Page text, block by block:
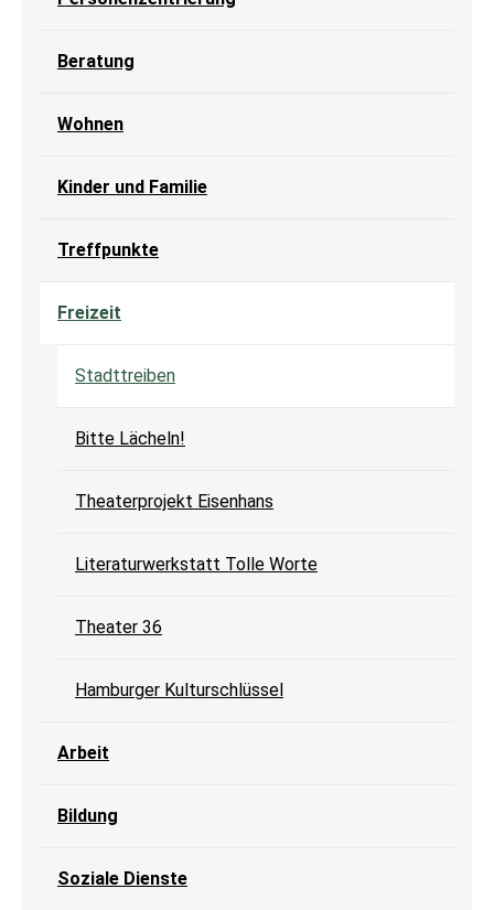
Beratung
Wohnen
Kinder und Familie
Treffpunkte
Freizeit
Stadttreiben
Bitte Lächeln!
Theaterprojekt Eisenhans
Literaturwerkstatt Tolle Worte
Theater 36
Hamburger Kulturschlüssel
Arbeit
Bildung
Soziale Dienste